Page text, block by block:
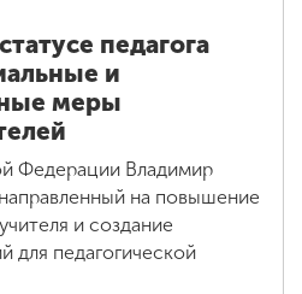
педагога
и
меры
Федерации Владимир
на повышение
и создание
для педагогической